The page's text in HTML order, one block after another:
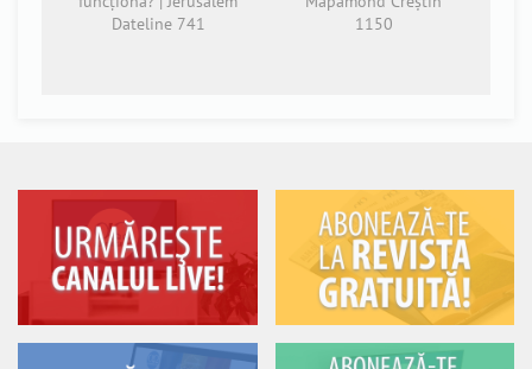
Dateline 741
1150